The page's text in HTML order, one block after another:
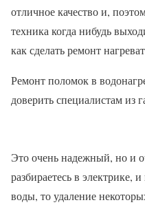
отличное качество и,
техника когда нибудь
как сделать ремонт
Ремонт поломок в
доверить специалистам из
Это очень надежный, но и
разбираетесь в электрике,
воды, то удаление